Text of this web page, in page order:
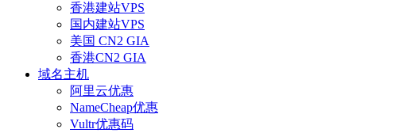
香港建站VPS
国内建站VPS
美国 CN2 GIA
香港CN2 GIA
域名主机
阿里云优惠
NameCheap优惠
Vultr优惠码